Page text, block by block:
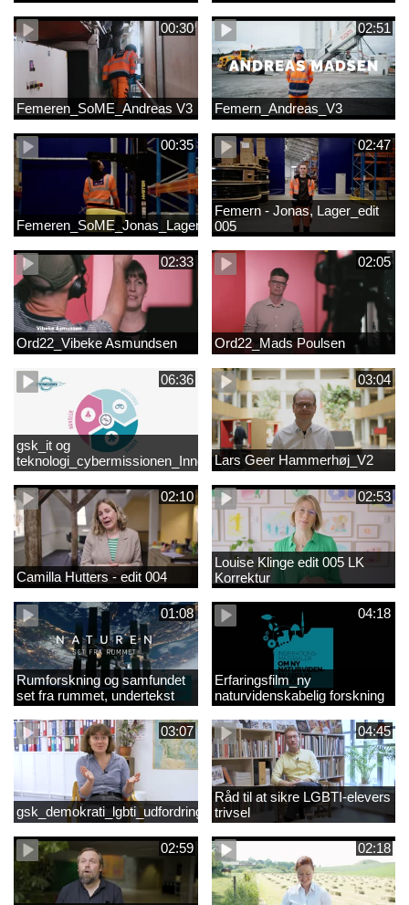
00:30
Femeren_SoME_Andreas V3
02:51
Femern_Andreas_V3
00:35
Femeren_SoME_Jonas_Lager
02:47
Femern - Jonas, Lager_edit
005
02:33
Ord22_Vibeke Asmundsen
02:05
Ord22_Mads Poulsen
06:36
gsk_it og
teknologi_cybermissionen_Innovationscirklen
03:04
Lars Geer Hammerhøj_V2
02:10
Camilla Hutters - edit 004
02:53
Louise Klinge edit 005 LK
Korrektur
01:08
Rumforskning og samfundet
set fra rummet, undertekst
04:18
Erfaringsfilm_ny
naturvidenskabelig forskning
03:07
gsk_demokrati_lgbti_udfordringer
04:45
Råd til at sikre LGBTI-elevers
trivsel
02:59 02:18